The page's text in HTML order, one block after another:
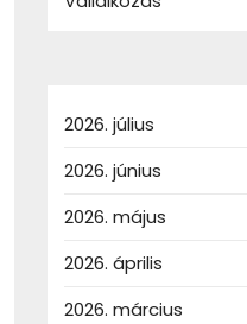
2026. július
2026. június
2026. május
2026. április
2026. március